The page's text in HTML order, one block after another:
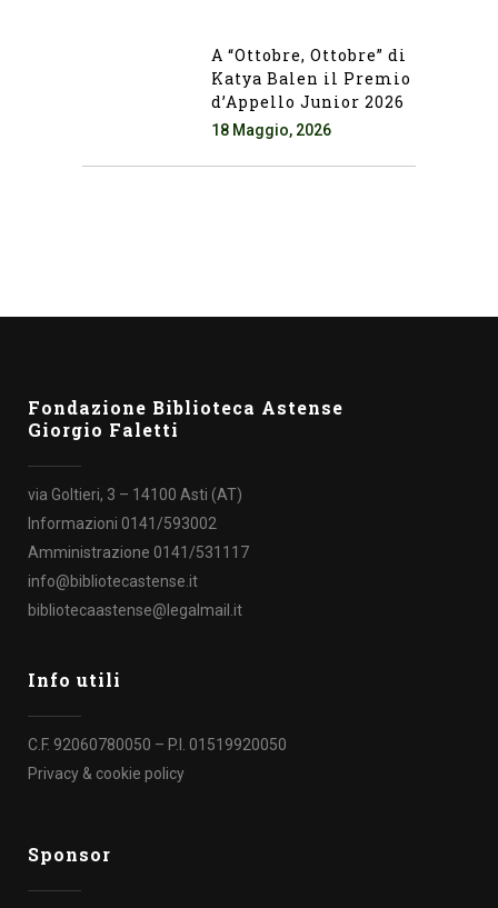
A “Ottobre, Ottobre” di
Katya Balen il Premio
d’Appello Junior 2026
18 Maggio, 2026
Fondazione Biblioteca Astense
Giorgio Faletti
via Goltieri, 3 – 14100 Asti (AT)
Informazioni 0141/593002
Amministrazione 0141/531117
info@bibliotecastense.it
bibliotecaastense@legalmail.it
Info utili
C.F. 92060780050 – P.I. 01519920050
Privacy & cookie policy
Sponsor